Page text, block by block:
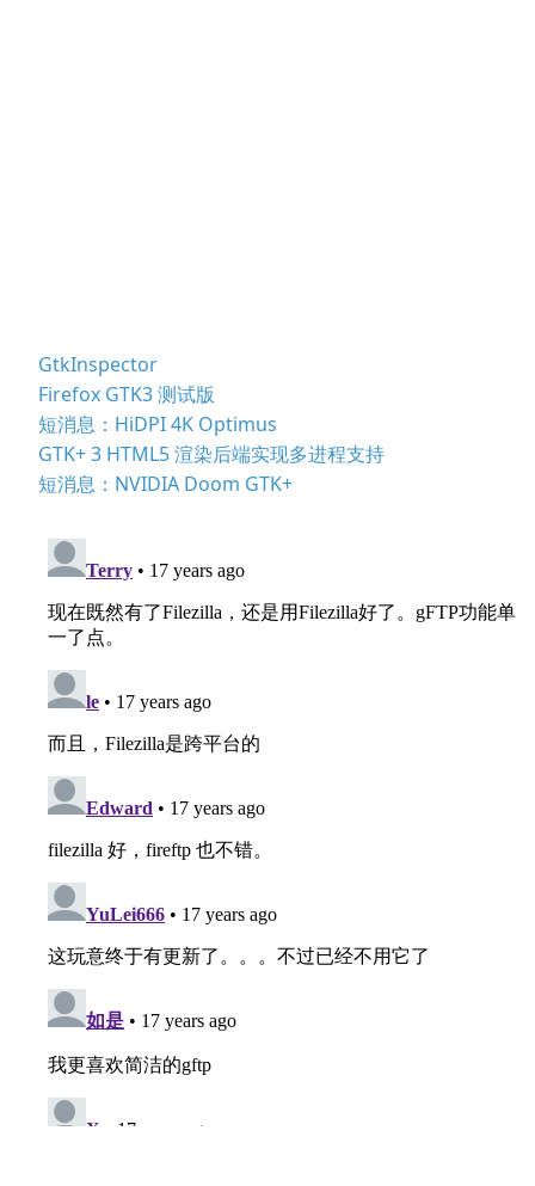
GtkInspector
Firefox GTK3 测试版
短消息：HiDPI 4K Optimus
GTK+ 3 HTML5 渲染后端实现多进程支持
短消息：NVIDIA Doom GTK+